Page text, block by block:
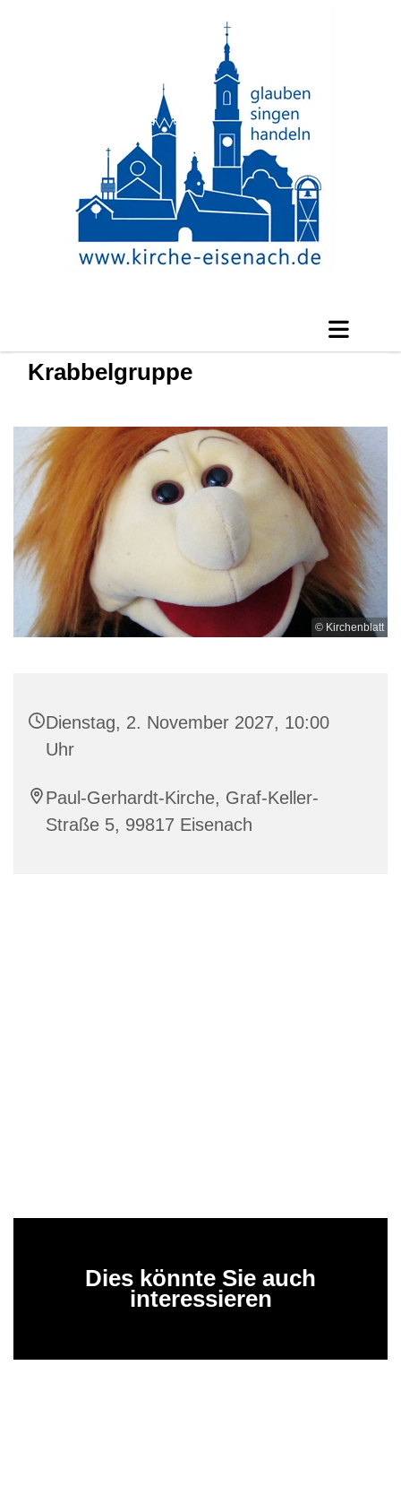
Krabbelgruppe
© Kirchenblatt
Dienstag, 2. November 2027, 10:00
Uhr
Paul-Gerhardt-Kirche, Graf-Keller-
Straße 5, 99817 Eisenach
Dies könnte Sie auch
interessieren